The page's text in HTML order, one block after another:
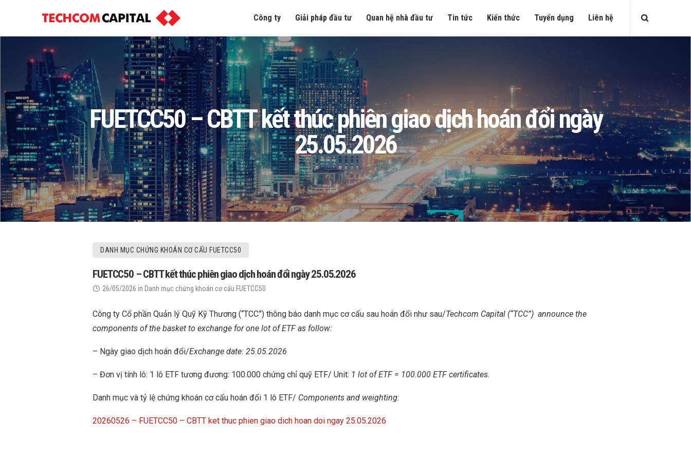
Công ty Giải pháp đầu tư Quan hệ nhà đầu tư Tin tức Kiến thức Tuyển dụng Liên hệ
FUETCC50 – CBTT kết thúc phiên giao dịch hoán đổi ngày
25.05.2026
DANH MỤC CHỨNG KHOÁN CƠ CẤU FUETCC50
FUETCC50 – CBTT kết thúc phiên giao dịch hoán đổi ngày 25.05.2026
26/05/2026 in Danh mục chứng khoán cơ cấu FUETCC50
Công ty Cổ phần Quản lý Quỹ Kỹ Thương (“TCC”) thông báo danh mục cơ cấu sau hoán đổi như sau/Techcom Capital (“TCC”) announce the
components of the basket to exchange for one lot of ETF as follow:
– Ngày giao dịch hoán đổi/Exchange date: 25.05.2026
– Đơn vị tính lô: 1 lô ETF tương đương: 100.000 chứng chỉ quỹ ETF/ Unit: 1 lot of ETF = 100.000 ETF certificates.
Danh mục và tỷ lệ chứng khoán cơ cấu hoán đổi 1 lô ETF/ Components and weighting:
20260526 – FUETCC50 – CBTT ket thuc phien giao dich hoan doi ngay 25.05.2026